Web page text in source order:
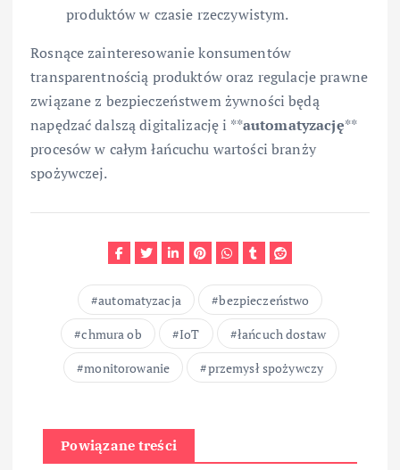
produktów w czasie rzeczywistym.
Rosnące zainteresowanie konsumentów
transparentnością produktów oraz regulacje prawne
związane z bezpieczeństwem żywności będą
napędzać dalszą digitalizację i **automatyzację**
procesów w całym łańcuchu wartości branży
spożywczej.
automatyzacja
bezpieczeństwo
chmura ob
IoT
łańcuch dostaw
monitorowanie
przemysł spożywczy
Powiązane treści